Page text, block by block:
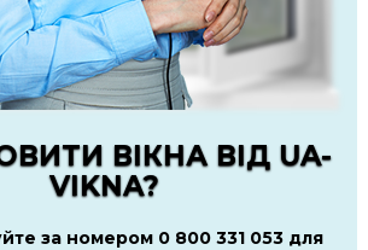
ВІКНА ВІД UA-
VIKNA?
за номером 0 800 331 053 для